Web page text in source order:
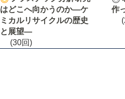
はどこへ向かうのか―ケ
ミカルリサイクルの歴史
と展望―
(30回)
作